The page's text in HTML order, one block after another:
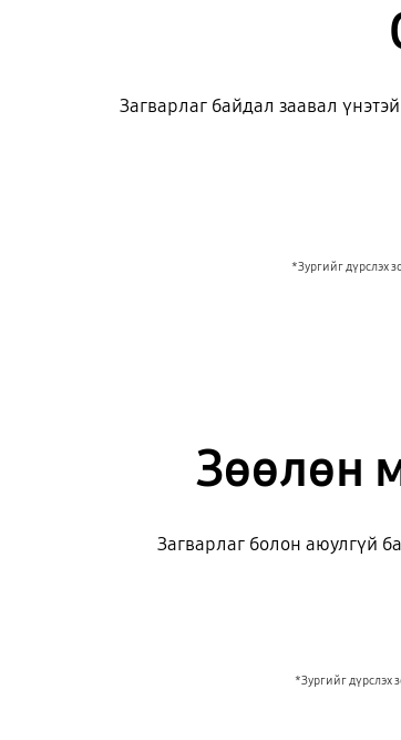
Загварлаг байдал заавал
*Зургийг дүрслэх
Зөөлөн
Загварлаг болон аюулгүй
*Зургийг дүрслэх